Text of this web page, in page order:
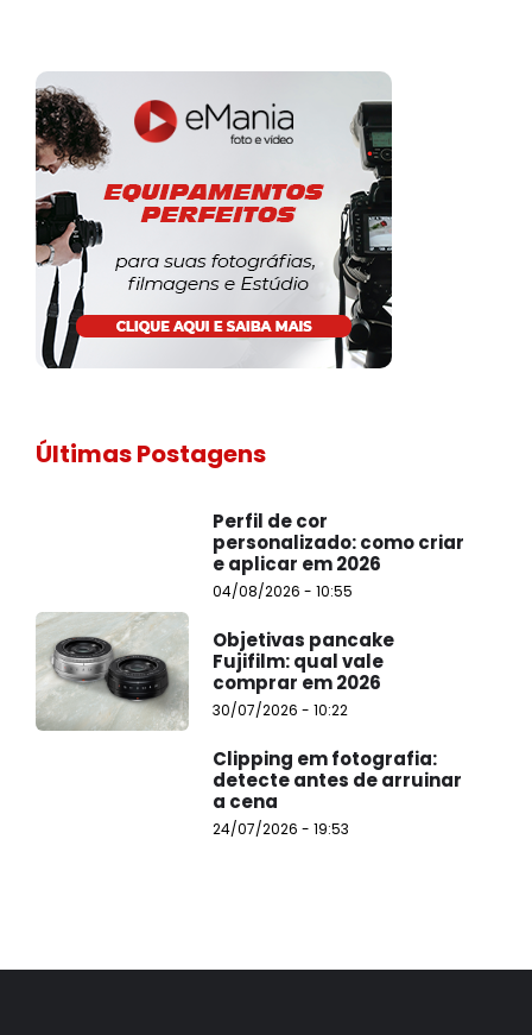
Últimas Postagens
Perfil de cor
personalizado: como criar
e aplicar em 2026
04/08/2026 - 10:55
Objetivas pancake
Fujifilm: qual vale
comprar em 2026
30/07/2026 - 10:22
Clipping em fotografia:
detecte antes de arruinar
a cena
24/07/2026 - 19:53